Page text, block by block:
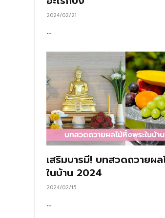
2024/02/21
…
เสริมบารมี! บทสวดถวายผ
ในบ้าน 2024
2024/02/15
…